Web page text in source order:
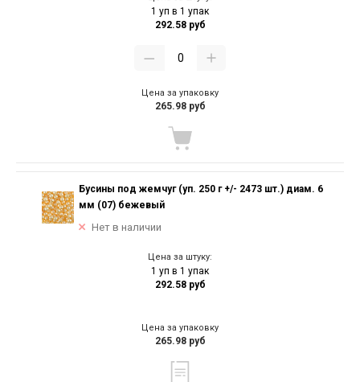
1 уп в 1 упак
292.58 руб
Цена за упаковку
265.98 руб
Бусины под жемчуг (уп. 250 г +/- 2473 шт.) диам. 6
мм (07) бежевый
Нет в наличии
Цена за штуку:
1 уп в 1 упак
292.58 руб
Цена за упаковку
265.98 руб